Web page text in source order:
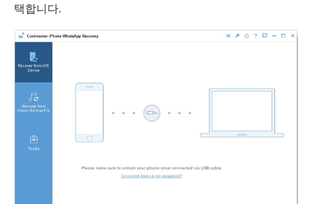
택합니다.